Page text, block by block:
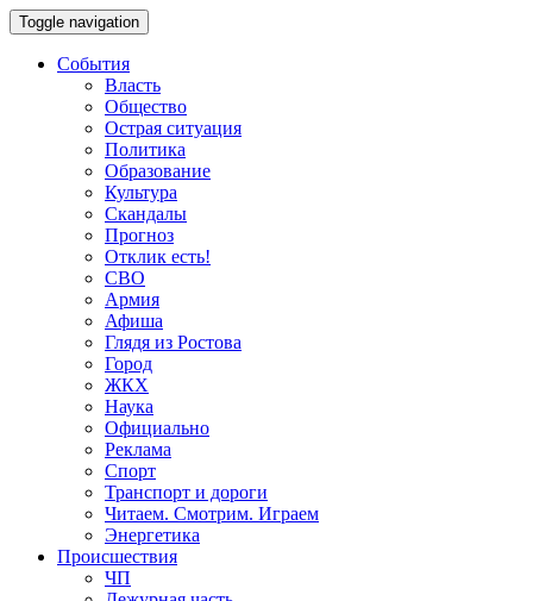
Toggle navigation
События
Власть
Общество
Острая ситуация
Политика
Образование
Культура
Скандалы
Прогноз
Отклик есть!
СВО
Армия
Афиша
Глядя из Ростова
Город
ЖКХ
Наука
Официально
Реклама
Спорт
Транспорт и дороги
Читаем. Смотрим. Играем
Энергетика
Происшествия
ЧП